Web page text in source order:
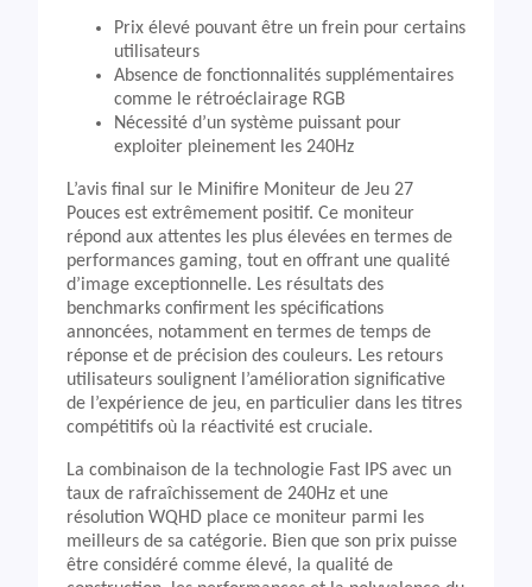
Prix élevé pouvant être un frein pour certains
utilisateurs
Absence de fonctionnalités supplémentaires
comme le rétroéclairage RGB
Nécessité d’un système puissant pour
exploiter pleinement les 240Hz
L’avis final sur le Minifire Moniteur de Jeu 27
Pouces est extrêmement positif. Ce moniteur
répond aux attentes les plus élevées en termes de
performances gaming, tout en offrant une qualité
d’image exceptionnelle. Les résultats des
benchmarks confirment les spécifications
annoncées, notamment en termes de temps de
réponse et de précision des couleurs. Les retours
utilisateurs soulignent l’amélioration significative
de l’expérience de jeu, en particulier dans les titres
compétitifs où la réactivité est cruciale.
La combinaison de la technologie Fast IPS avec un
taux de rafraîchissement de 240Hz et une
résolution WQHD place ce moniteur parmi les
meilleurs de sa catégorie. Bien que son prix puisse
être considéré comme élevé, la qualité de